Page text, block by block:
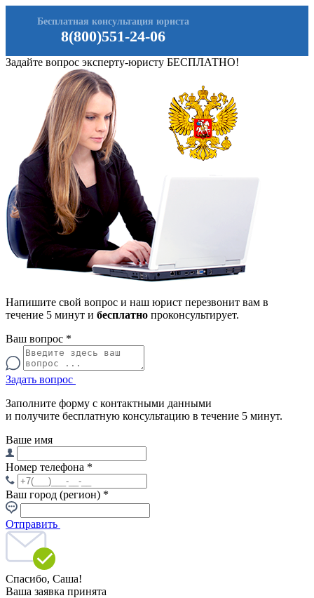
8(800)551-24-06
Бесплатная консультация юриста
Задайте вопрос эксперту-юристу БЕСПЛАТНО!
Напишите свой вопрос и наш юрист перезвонит вам в
течение 5 минут и бесплатно проконсультирует.
Ваш вопрос *
Задать вопрос
Заполните форму с контактными данными
и получите бесплатную консультацию в течение 5 минут.
Ваше имя
Номер телефона *
Ваш город (регион) *
Отправить
Спасибо, Саша!
Ваша заявка принята